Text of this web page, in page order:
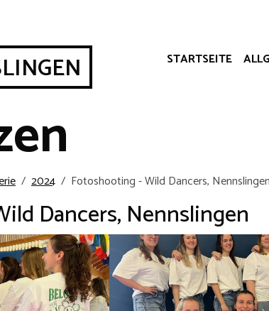
STARTSEITE
2024 Fotoshooting - Wild Dancers, Nennslingen
Dancers, Nennslingen